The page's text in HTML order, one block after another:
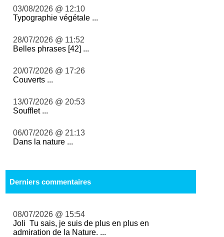
03/08/2026 @ 12:10
Typographie végétale ...
28/07/2026 @ 11:52
Belles phrases [42] ...
20/07/2026 @ 17:26
Couverts ...
13/07/2026 @ 20:53
Soufflet ...
06/07/2026 @ 21:13
Dans la nature ...
Derniers commentaires
08/07/2026 @ 15:54
Joli Tu sais, je suis de plus en plus en
admiration de la Nature. ...